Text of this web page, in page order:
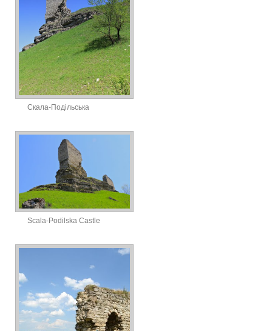
Скала-Подільська
Scala-Podilska Castle